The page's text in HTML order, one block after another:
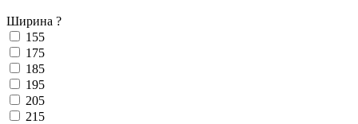
Ширина ?
155
175
185
195
205
215